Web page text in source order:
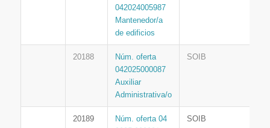
042024005987
Mantenedor/a
de edificios
20188
Núm. oferta
042025000087
Auxiliar
Administrativa/o
SOIB
20189
Núm. oferta 04
SOIB